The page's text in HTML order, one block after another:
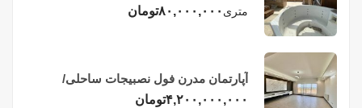
چهاردهم فریدونکنار
متری ۸۰,۰۰۰,۰۰۰تومان
آپارتمان مدرن فول نصبیجات ساحلی/
فریدونکنار
۴,۲۰۰,۰۰۰,۰۰۰تومان